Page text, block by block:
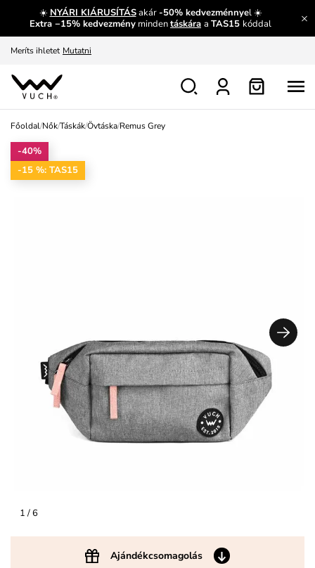
☀️ NYÁRI KIÁRUSÍTÁSakár-50% kedvezménnyel ☀️
Extra −15% kedvezmény mindentáskára a TAS15 kóddal
Fedezze fel velünk az újdonságokat. Megtekintés
Meríts ihletet Mutatni
Ingyenes csere és visszaküldés
Főoldal/Nők/Táskák/Övtáska/Remus Grey
1/ 6
Ajándékcsomagolás
-40%
-15 %: TAS15